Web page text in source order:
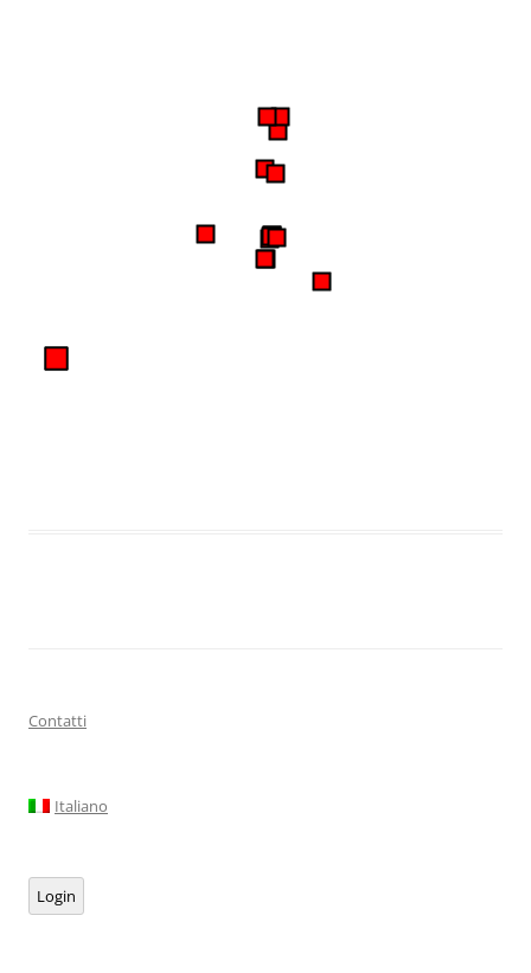
Contatti
Italiano
Login